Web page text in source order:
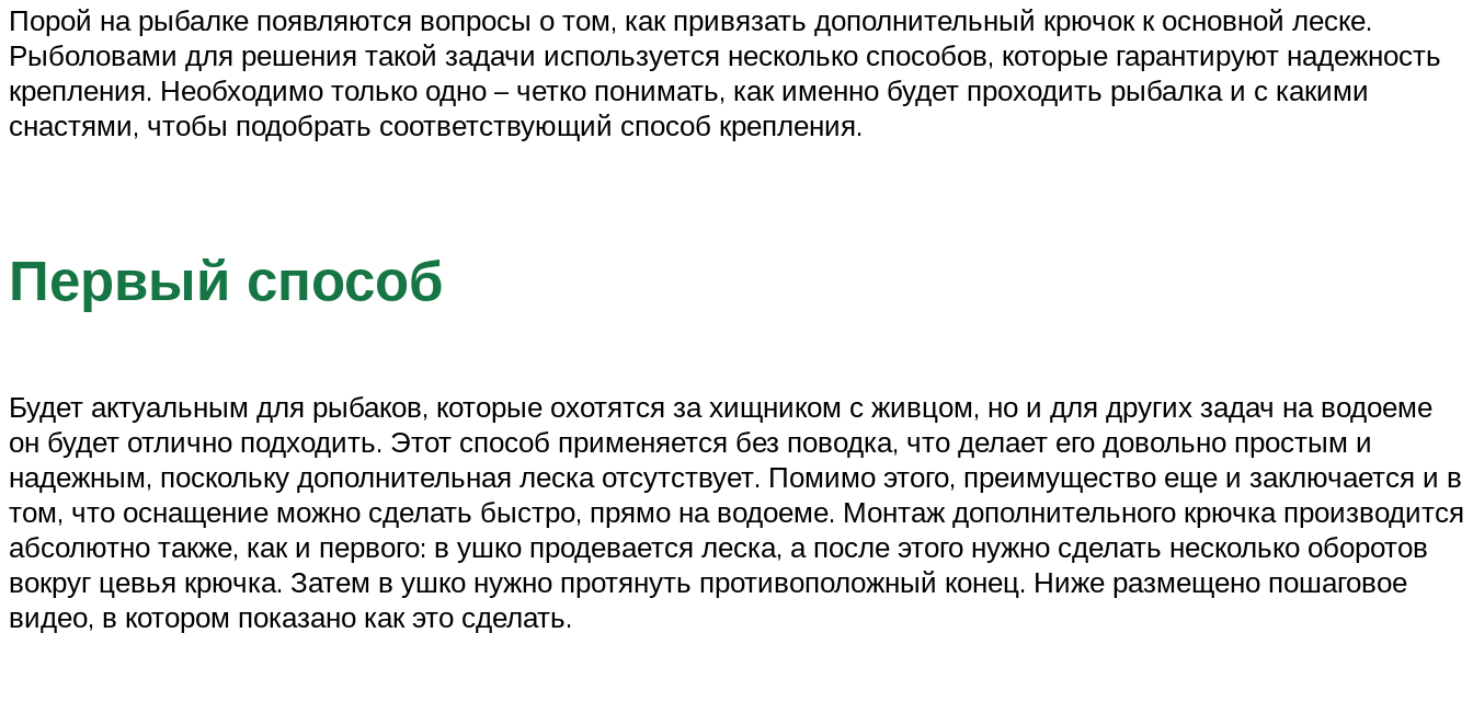
Порой на рыбалке появляются вопросы о том, как привязать дополнительный крючок к основной леске.
Рыболовами для решения такой задачи используется несколько способов, которые гарантируют надежность
крепления. Необходимо только одно – четко понимать, как именно будет проходить рыбалка и с какими
снастями, чтобы подобрать соответствующий способ крепления.
Первый способ
Будет актуальным для рыбаков, которые охотятся за хищником с живцом, но и для других задач на водоеме
он будет отлично подходить. Этот способ применяется без поводка, что делает его довольно простым и
надежным, поскольку дополнительная леска отсутствует. Помимо этого, преимущество еще и заключается и в
том, что оснащение можно сделать быстро, прямо на водоеме. Монтаж дополнительного крючка производится
абсолютно также, как и первого: в ушко продевается леска, а после этого нужно сделать несколько оборотов
вокруг цевья крючка. Затем в ушко нужно протянуть противоположный конец. Ниже размещено пошаговое
видео, в котором показано как это сделать.